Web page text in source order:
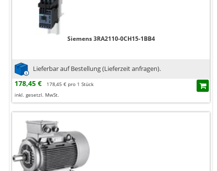
Siemens 3RA2110-0CH15-1BB4
Lieferbar auf Bestellung (Lieferzeit anfragen).
178,45 €
178,45 € pro 1 Stück
inkl. gesetzl. MwSt.